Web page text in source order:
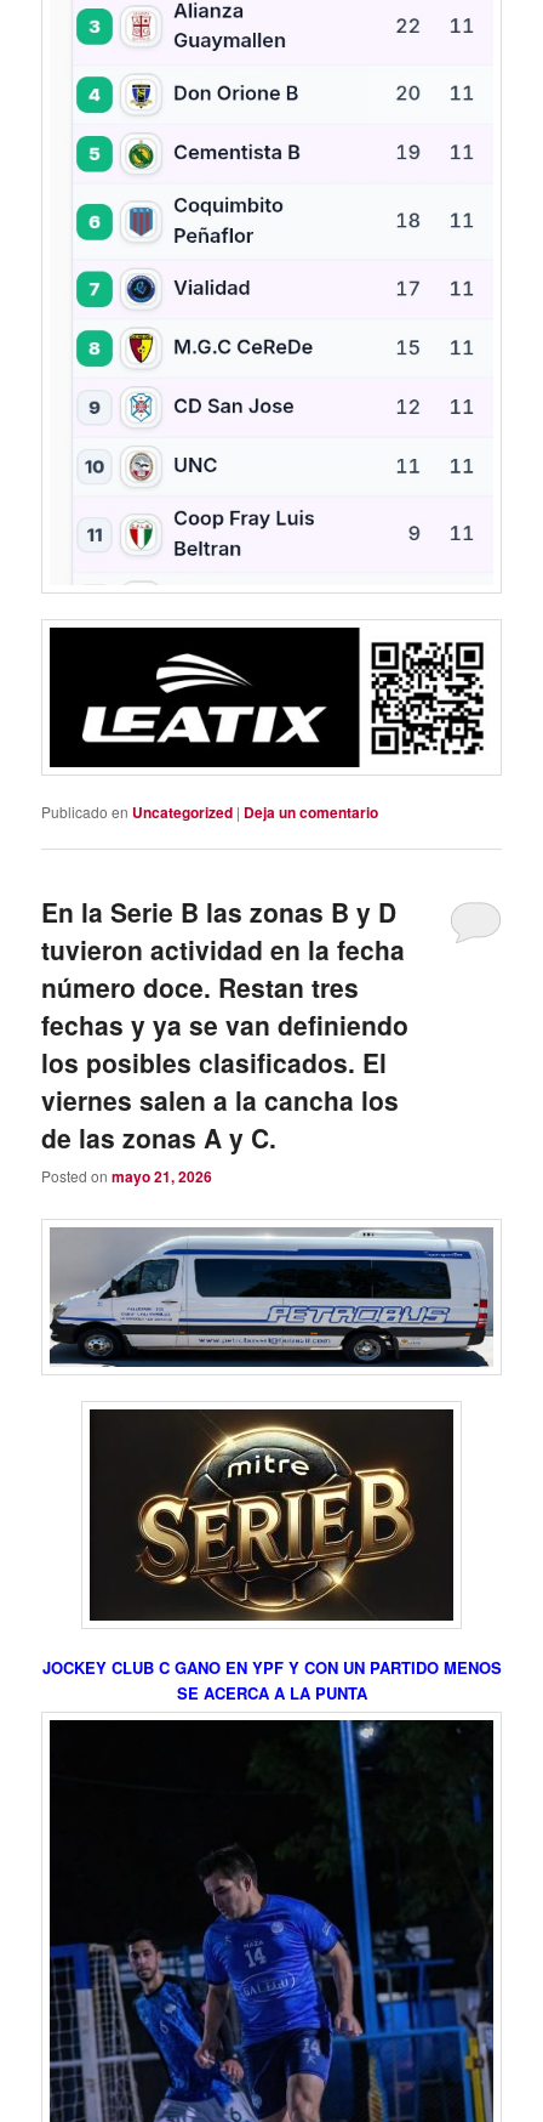
Publicado en Uncategorized | Deja un comentario
En la Serie B las zonas B y D
tuvieron actividad en la fecha
número doce. Restan tres
fechas y ya se van definiendo
los posibles clasificados. El
viernes salen a la cancha los
de las zonas A y C.
Posted onmayo 21, 2026
JOCKEY CLUB C GANO EN YPF Y CON UN PARTIDO MENOS
SE ACERCA A LA PUNTA